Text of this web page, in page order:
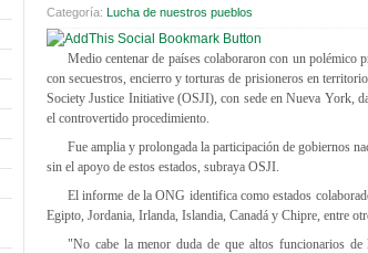
Categoría: Lucha de nuestros pueblos
Medio centenar de países colaboraron con un polémico
con secuestros, encierro y torturas de prisioneros en
Society Justice Initiative (OSJI), con sede en Nueva York,
el controvertido procedimiento.
Fue amplia y prolongada la participación de gobiernos
sin el apoyo de estos estados, subraya OSJI.
El informe de la ONG identifica como estados
Egipto, Jordania, Irlanda, Islandia, Canadá y Chipre, entre
"No cabe la menor duda de que altos funcionarios